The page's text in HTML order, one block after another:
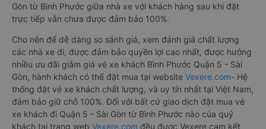
Gòn từ Bình Phước giữa nhà xe với khách hàng sau khi đặt
trực tiếp vẫn chưa được đảm bảo 100%.
Cho nên để dễ dàng so sánh giá, xem đánh giá chất lượng
các nhà xe đi, được đảm bảo quyền lợi cao nhất, được hưởng
nhiều ưu đãi giảm giá vé xe khách Bình Phước Quận 5 - Sài
Gòn, hành khách có thể đặt mua tại website Vexere.com- Hệ
thống đặt vé xe khách chất lượng, và uy tín nhất tại Việt Nam,
đảm bảo giữ chỗ 100%. Đối với bất cứ giao dịch đặt mua vé
xe khách đi Quận 5 - Sài Gòn từ Bình Phước nào của quý
khách tại trang web Vexere.com đều được Vexere cam kết